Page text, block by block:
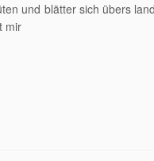
und blätter sich übers
mir